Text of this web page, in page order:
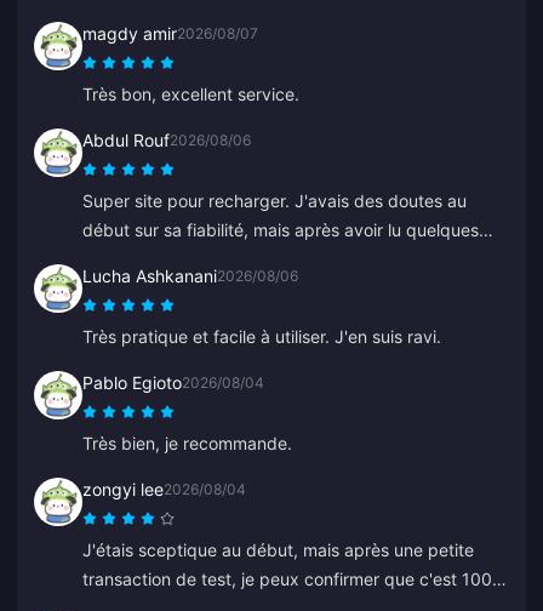
magdy amir2026/08/07
Très bon, excellent service.
Abdul Rouf2026/08/06
Super site pour recharger. J'avais des doutes au
début sur sa fiabilité, mais après avoir lu quelques
moins de 2 minutes, donc je suis très satisfait.
Lucha Ashkanani2026/08/06
Très pratique et facile à utiliser. J'en suis ravi.
Pablo Egioto2026/08/04
Très bien, je recommande.
zongyi lee2026/08/04
J'étais sceptique au début, mais après une petite
transaction de test, je peux confirmer que c'est 100